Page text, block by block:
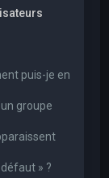
puis-je en
groupe
» ?